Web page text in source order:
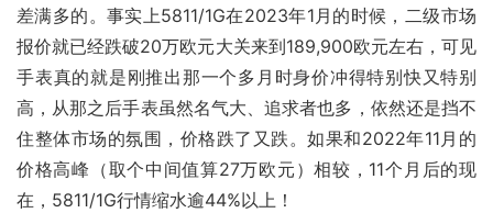
差满多的。事实上5811/1G在2023年1月的时候，二级市场
报价就已经跌破20万欧元大关来到189,900欧元左右，可见
手表真的就是刚推出那一个多月时身价冲得特别快又特别
高，从那之后手表虽然名气大、追求者也多，依然还是挡不
住整体市场的氛围，价格跌了又跌。如果和2022年11月的
价格高峰（取个中间值算27万欧元）相较，11个月后的现
在，5811/1G行情缩水逾44%以上！